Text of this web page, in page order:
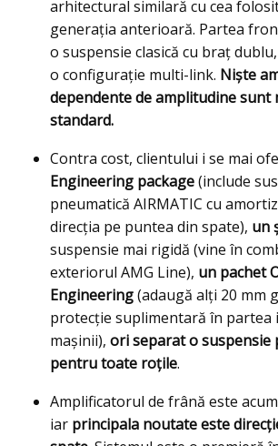
arhitectural similară cu cea
generaţia anterioară. Partea
o suspensie clasică cu braț
o configuraţie multi-link. Nişte
dependente de amplitudine sunt
standard.
Contra cost, clientului i se mai
Engineering package(include
pneumatică AIRMATIC cu
direcţia pe puntea din spate), un
suspensie mai rigidă (vine în
exteriorul AMG Line), un pachet
Engineering(adaugă alţi 20 mm
protecție suplimentară în partea
maşinii), ori separat o suspensie
pentru toate roțile.
Amplificatorul de frână este
iar principala noutate este